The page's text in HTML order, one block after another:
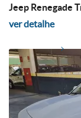
Jeep Renegade
ver detalhe